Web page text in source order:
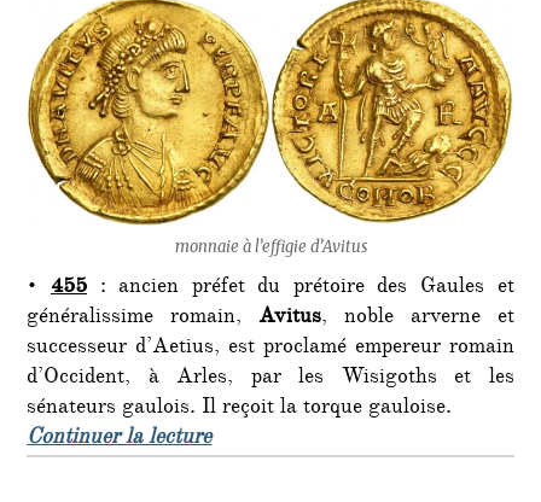
monnaie à l’effigie d’Avitus
• 455 : ancien préfet du prétoire des Gaules et
généralissime romain,Avitus, noble arverne et
successeur d’Aetius, est proclamé empereur romain
d’Occident, à Arles, par les Wisigoths et les
sénateurs gaulois. Il reçoit la torque gauloise.
Continuer la lecturede « C’était un… 9 juillet : »